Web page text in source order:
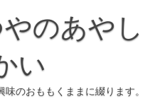
のあやし
い
のおももくままに綴ります。